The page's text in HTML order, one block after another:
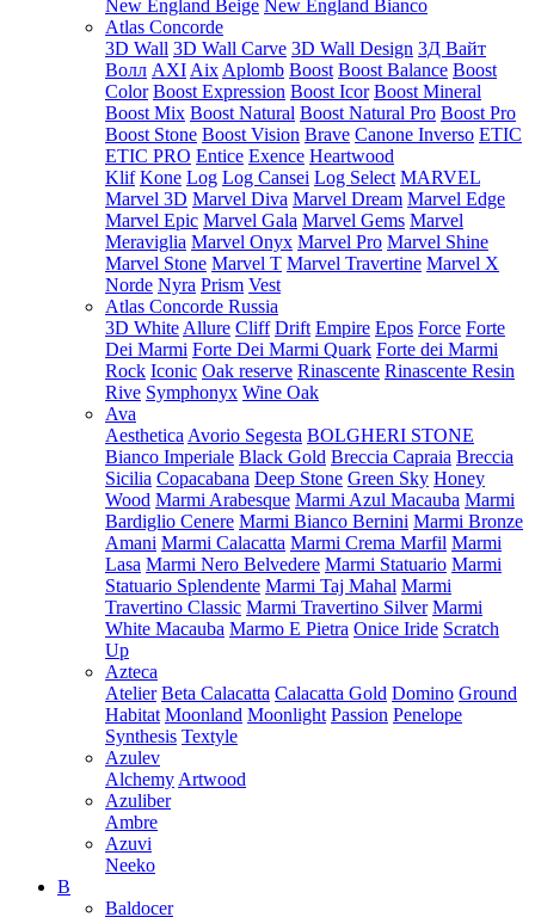
New England Beige New England Bianco
Atlas Concorde
3D Wall 3D Wall Carve 3D Wall Design 3Д Вайт
Волл AXI Aix Aplomb Boost Boost Balance Boost
Color Boost Expression Boost Icor Boost Mineral
Boost Mix Boost Natural Boost Natural Pro Boost Pro
Boost Stone Boost Vision Brave Canone Inverso ETIC
ETIC PRO Entice Exence Heartwood
Klif Kone Log Log Cansei Log Select MARVEL
Marvel 3D Marvel Diva Marvel Dream Marvel Edge
Marvel Epic Marvel Gala Marvel Gems Marvel
Meraviglia Marvel Onyx Marvel Pro Marvel Shine
Marvel Stone Marvel T Marvel Travertine Marvel X
Norde Nyra Prism Vest
Atlas Concorde Russia
3D White Allure Cliff Drift Empire Epos Force Forte
Dei Marmi Forte Dei Marmi Quark Forte dei Marmi
Rock Iconic Oak reserve Rinascente Rinascente Resin
Rive Symphonyx Wine Oak
Ava
Aesthetica Avorio Segesta BOLGHERI STONE
Bianco Imperiale Black Gold Breccia Capraia Breccia
Sicilia Copacabana Deep Stone Green Sky Honey
Wood Marmi Arabesque Marmi Azul Macauba Marmi
Bardiglio Cenere Marmi Bianco Bernini Marmi Bronze
Amani Marmi Calacatta Marmi Crema Marfil Marmi
Lasa Marmi Nero Belvedere Marmi Statuario Marmi
Statuario Splendente Marmi Taj Mahal Marmi
Travertino Classic Marmi Travertino Silver Marmi
White Macauba Marmo E Pietra Onice Iride Scratch
Up
Azteca
Atelier Beta Calacatta Calacatta Gold Domino Ground
Habitat Moonland Moonlight Passion Penelope
Synthesis Textyle
Azulev
Alchemy Artwood
Azuliber
Ambre
Azuvi
Neeko
B
Baldocer